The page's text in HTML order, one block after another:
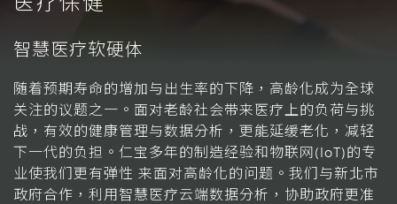
智慧医疗软硬体
随着预期寿命的增加与出生率的下降，高龄化成为全球
关注的议题之一。面对老龄社会带来医疗上的负荷与挑
战，有效的健康管理与数据分析，更能延缓老化，减轻
下一代的负担。仁宝多年的制造经验和物联网(IoT)的专
业使我们更有弹性 来面对高龄化的问题。我们与新北市
政府合作，利用智慧医疗云端数据分析，协助政府更准